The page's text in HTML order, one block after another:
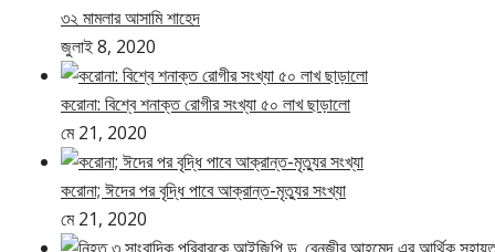
৩২ মামলার আসামি শাহেদ
জুলাই 8, 2020
করোনা: বিশ্বে শনাক্ত রোগীর সংখ্যা ৫০ লাখ ছাড়ালো
মে 21, 2020
করোনা; ঈদের পর বৃদ্ধি পাবে আক্রান্ত-মৃত্যুর সংখ্যা
মে 21, 2020